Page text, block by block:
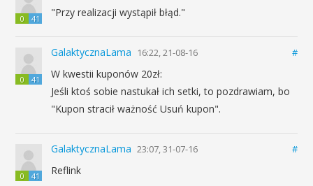
0 41 "Przy realizacji wystąpił błąd."
0 41
GalaktycznaLama 16:22, 21-08-16 #
W kwestii kuponów 20zł:
Jeśli ktoś sobie nastukał ich setki, to pozdrawiam, bo
"Kupon stracił ważność Usuń kupon".
0 41
GalaktycznaLama 23:07, 31-07-16 #
Reflink